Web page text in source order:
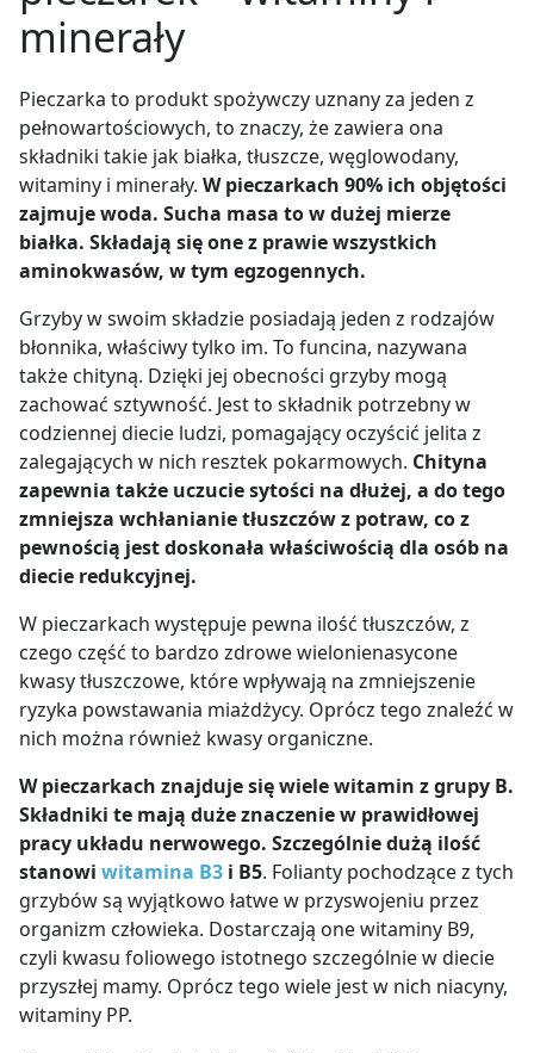
minerały
Pieczarka to produkt spożywczy uznany za jeden z
pełnowartościowych, to znaczy, że zawiera ona
składniki takie jak białka, tłuszcze, węglowodany,
witaminy i minerały. W pieczarkach 90% ich objętości
zajmuje woda. Sucha masa to w dużej mierze
białka. Składają się one z prawie wszystkich
aminokwasów, w tym egzogennych.
Grzyby w swoim składzie posiadają jeden z rodzajów
błonnika, właściwy tylko im. To funcina, nazywana
także chityną. Dzięki jej obecności grzyby mogą
zachować sztywność. Jest to składnik potrzebny w
codziennej diecie ludzi, pomagający oczyścić jelita z
zalegających w nich resztek pokarmowych. Chityna
zapewnia także uczucie sytości na dłużej, a do tego
zmniejsza wchłanianie tłuszczów z potraw, co z
pewnością jest doskonała właściwością dla osób na
diecie redukcyjnej.
W pieczarkach występuje pewna ilość tłuszczów, z
czego część to bardzo zdrowe wielonienasycone
kwasy tłuszczowe, które wpływają na zmniejszenie
ryzyka powstawania miażdżycy. Oprócz tego znaleźć w
nich można również kwasy organiczne.
W pieczarkach znajduje się wiele witamin z grupy B.
Składniki te mają duże znaczenie w prawidłowej
pracy układu nerwowego. Szczególnie dużą ilość
stanowi witamina B3 i B5. Folianty pochodzące z tych
grzybów są wyjątkowo łatwe w przyswojeniu przez
organizm człowieka. Dostarczają one witaminy B9,
czyli kwasu foliowego istotnego szczególnie w diecie
przyszłej mamy. Oprócz tego wiele jest w nich niacyny,
witaminy PP.